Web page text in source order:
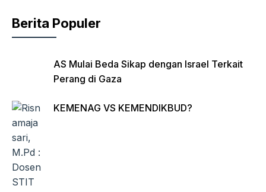
k
Berita Populer
AS Mulai Beda Sikap dengan Israel Terkait
Perang di Gaza
KEMENAG VS KEMENDIKBUD?